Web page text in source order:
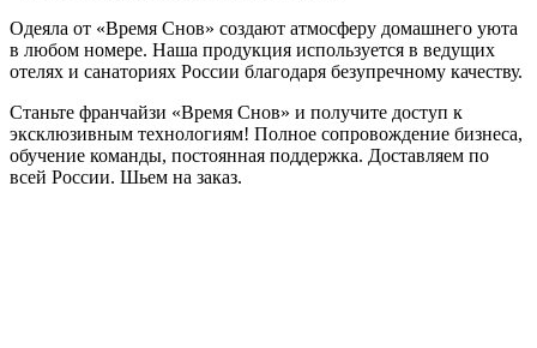
Одеяла от «Время Снов» создают атмосферу домашнего уюта
в любом номере. Наша продукция используется в ведущих
отелях и санаториях России благодаря безупречному качеству.
Станьте франчайзи «Время Снов» и получите доступ к
эксклюзивным технологиям! Полное сопровождение бизнеса,
обучение команды, постоянная поддержка. Доставляем по
всей России. Шьем на заказ.